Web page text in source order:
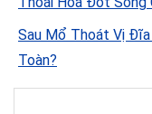
Sau Mổ Thoát Vị
Toàn?